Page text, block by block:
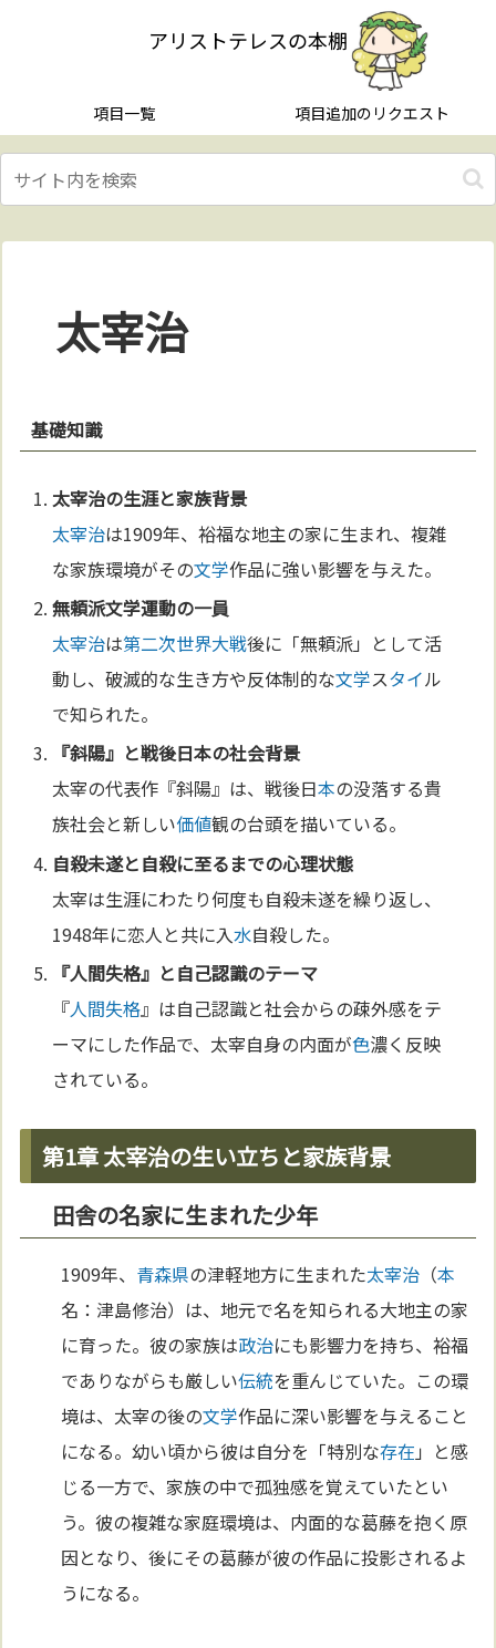
アリストテレスの本棚
項目一覧 項目追加のリクエスト
太宰治
基礎知識
太宰治の生涯と家族背景
太宰治は1909年、裕福な地主の家に生まれ、複雑
な家族環境がその文学作品に強い影響を与えた。
無頼派文学運動の一員
太宰治は第二次世界大戦後に「無頼派」として活
動し、破滅的な生き方や反体制的な文学スタイル
で知られた。
『斜陽』と戦後日本の社会背景
太宰の代表作『斜陽』は、戦後日本の没落する貴
族社会と新しい価値観の台頭を描いている。
自殺未遂と自殺に至るまでの心理状態
太宰は生涯にわたり何度も自殺未遂を繰り返し、
1948年に恋人と共に入水自殺した。
『人間失格』と自己認識のテーマ
『人間失格』は自己認識と社会からの疎外感をテ
ーマにした作品で、太宰自身の内面が色濃く反映
されている。
第1章 太宰治の生い立ちと家族背景
田舎の名家に生まれた少年
1909年、 青森県の津軽地方に生まれた太宰治 （本
名：津島修治）は、地元で名を知られる大地主の家
に育った。彼の家族は政治にも影響力を持ち、裕福
でありながらも厳しい伝統を重んじていた。この環
境は、太宰の後の文学作品に深い影響を与えること
になる。幼い頃から彼は自分を「特別な存在 」と感
じる一方で、家族の中で孤独感を覚えていたとい
う。彼の複雑な家庭環境は、内面的な葛藤を抱く原
因となり、後にその葛藤が彼の作品に投影されるよ
うになる。